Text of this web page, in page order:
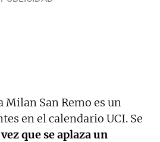
Milan San Remo es un
en el calendario UCI. Se
que se aplaza un